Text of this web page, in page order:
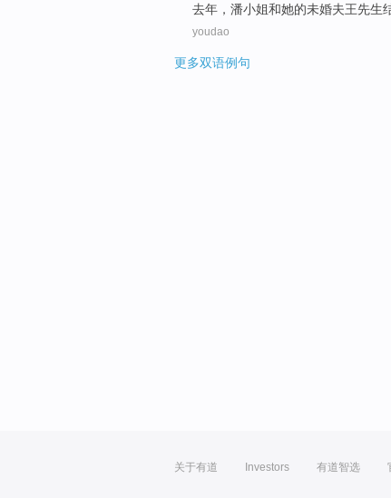
去年 ， 潘小姐和她的未婚夫王先生
youdao
更多双语例句
关于有道 Investors 有道智选